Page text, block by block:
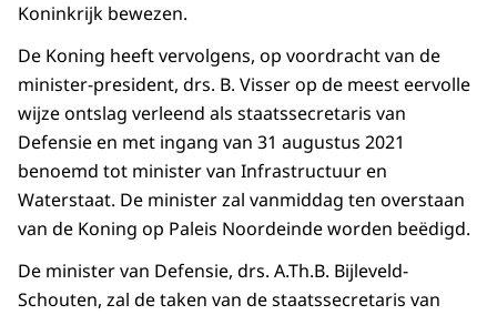
Koninkrijk bewezen.
De Koning heeft vervolgens, op voordracht van de
minister-president, drs. B. Visser op de meest eervolle
wijze ontslag verleend als staatssecretaris van
Defensie en met ingang van 31 augustus 2021
benoemd tot minister van Infrastructuur en
Waterstaat. De minister zal vanmiddag ten overstaan
van de Koning op Paleis Noordeinde worden beëdigd.
De minister van Defensie, drs. A.Th.B. Bijleveld-
Schouten, zal de taken van de staatssecretaris van